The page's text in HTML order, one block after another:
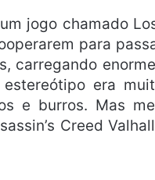
jogo chamado
para
carregando
era
e burros. Mas
Creed